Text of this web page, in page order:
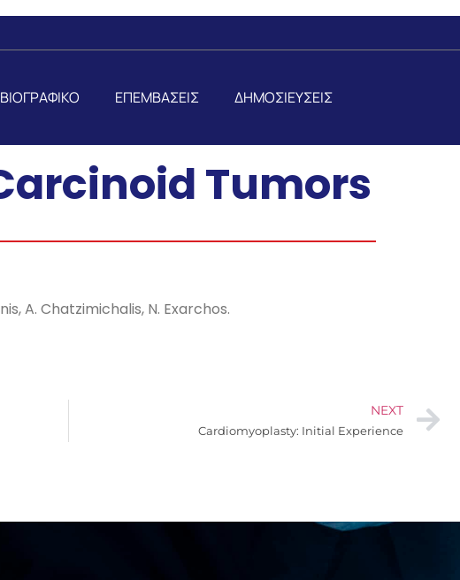
ΒΙΟΓΡΑΦΙΚΟ ΕΠΕΜΒΑΣΕΙΣ ΔΗΜΟΣΙΕΥΣΕΙΣ
Tumors
A. Chatzimichalis, N. Exarchos.
NEXT
Cardiomyoplasty: Initial Experience